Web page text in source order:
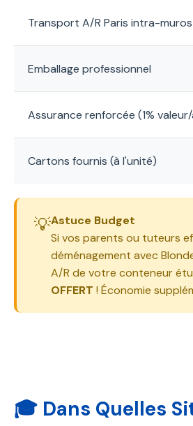
Transport A/R Paris intra-muros
Emballage professionnel
Assurance renforcée (1%
Cartons fournis (à l'unité)
💡Astuce Budget
Si vos parents ou tuteurs
déménagement avec
A/R de votre conteneur
OFFERT ! Économie
🎓 Dans Quelles